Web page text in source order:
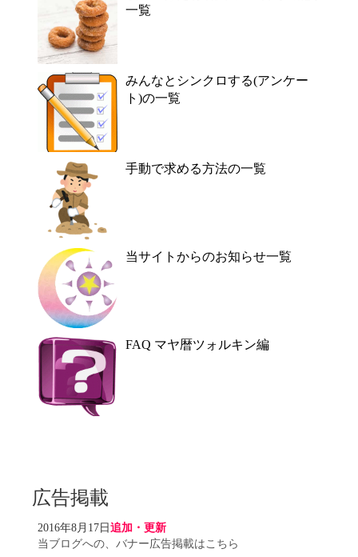
一覧
みんなとシンクロする(アンケー
ト)の一覧
手動で求める方法の一覧
当サイトからのお知らせ一覧
FAQ マヤ暦ツォルキン編
広告掲載
2016年8月17日追加・更新
当ブログへの、バナー広告掲載はこちら